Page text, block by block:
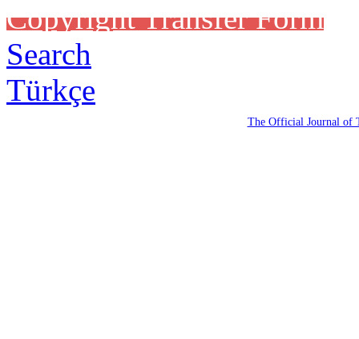
Copyright Transfer Form
Search
Türkçe
The Official Journal of